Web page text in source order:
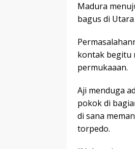
Madura
bagus di
kontak begitu
permukaaan.
Aji menduga
pokok di
di sana
torpedo.